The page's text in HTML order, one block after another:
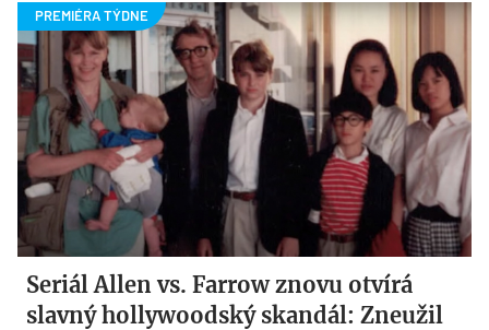
Seriál Allen vs. Farrow znovu otvírá
slavný hollywoodský skandál: Zneužil